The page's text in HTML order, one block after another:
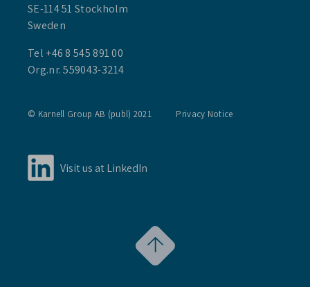
SE-114 51 Stockholm
Sweden
Tel +46 8 545 891 00
Org.nr. 559043-3214
© Karnell Group AB (publ) 2021 Privacy Notice
Visit us at LinkedIn